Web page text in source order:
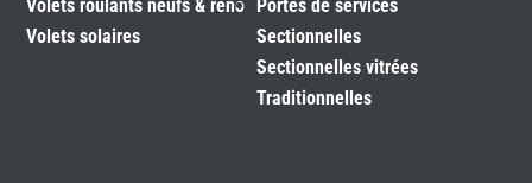
Volets roulants neufs & réno
Volets solaires
Portes de services
Sectionnelles
Sectionnelles vitrées
Traditionnelles